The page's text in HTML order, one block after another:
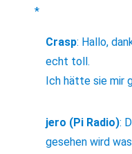
*
Crasp: Hallo,
echt toll.
Ich hätte sie mir
jero (Pi Radio):
gesehen wird